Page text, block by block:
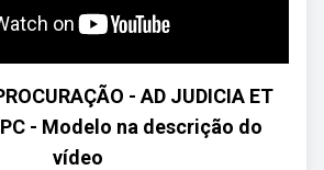
- AD JUDICIA ET
- Modelo na descrição do
vídeo